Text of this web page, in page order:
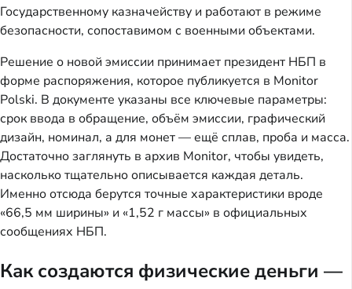
Государственному казначейству и работают в режиме
безопасности, сопоставимом с военными объектами.
Решение о новой эмиссии принимает президент НБП в
форме распоряжения, которое публикуется в Monitor
Polski. В документе указаны все ключевые параметры:
срок ввода в обращение, объём эмиссии, графический
дизайн, номинал, а для монет — ещё сплав, проба и масса.
Достаточно заглянуть в архив Monitor, чтобы увидеть,
насколько тщательно описывается каждая деталь.
Именно отсюда берутся точные характеристики вроде
«66,5 мм ширины» и «1,52 г массы» в официальных
сообщениях НБП.
Как создаются физические деньги —